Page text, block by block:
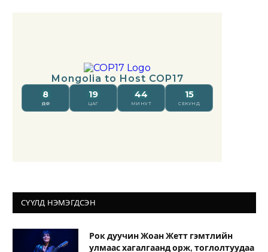
СҮҮЛД НЭМЭГДСЭН
Рок дуучин Жоан Жетт гэмтлийн
улмаас хагалгаанд орж, тоглолтуудаа